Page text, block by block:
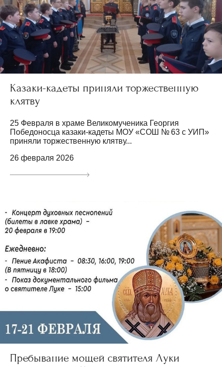
Казаки-кадеты приняли торжественную
клятву
25 Февраля в храме Великомученика Георгия
Победоносца казаки-кадеты МОУ «СОШ № 63 с УИП»
приняли торжественную клятву...
26 февраля 2026
Пребывание мощей святителя Луки